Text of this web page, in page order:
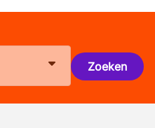
Zoeken